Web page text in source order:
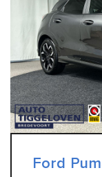
Ford